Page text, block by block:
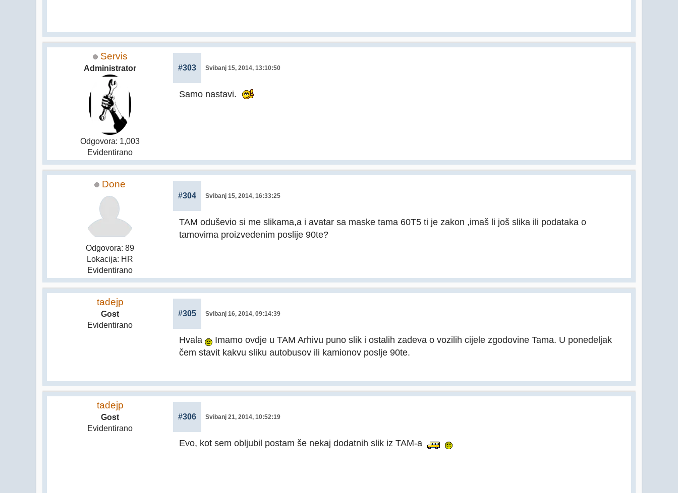
Servis
Administrator
Odgovora: 1,003
Evidentirano
#303 Svibanj 15, 2014, 13:10:50
Samo nastavi.
Done
Odgovora: 89
Lokacija: HR
Evidentirano
#304 Svibanj 15, 2014, 16:33:25
TAM oduševio si me slikama,a i avatar sa maske tama 60T5 ti je zakon ,imaš li još slika ili podataka o
tamovima proizvedenim poslije 90te?
tadejp
Gost
Evidentirano
#305 Svibanj 16, 2014, 09:14:39
Hvala
Imamo ovdje u TAM Arhivu puno slik i ostalih zadeva o vozilih cijele zgodovine Tama. U ponedeljak
čem stavit kakvu sliku autobusov ili kamionov poslje 90te.
tadejp
Gost
Evidentirano
#306 Svibanj 21, 2014, 10:52:19
Evo, kot sem obljubil postam še nekaj dodatnih slik iz TAM-a